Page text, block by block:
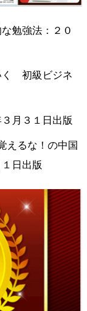
勉強法：２０
く 初級ビジネ
月３１日出版
えるな！の中国
日出版